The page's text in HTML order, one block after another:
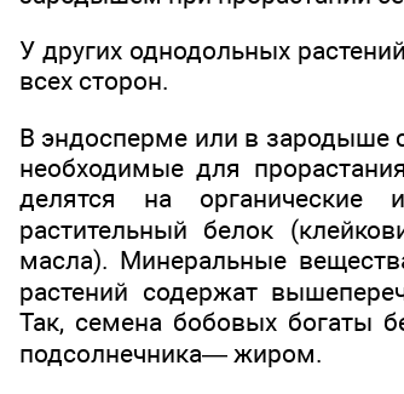
У других однодольных
всех сторон.
В эндосперме или в зародыше
необходимые для
делятся на органические
растительный белок
масла). Минеральные
растений содержат
Так, семена бобовых богаты
подсолнечника— жиром.